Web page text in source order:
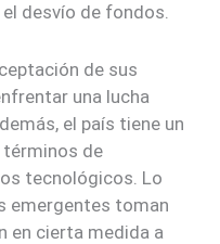
desvío de fondos.
de sus
una lucha
el país tiene un
términos de
tecnológicos. Lo
emergentes toman
en cierta medida a